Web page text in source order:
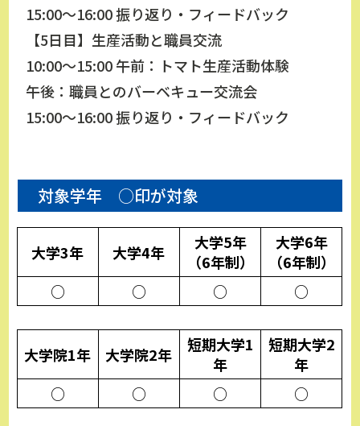
15:00～16:00 振り返り・フィードバック
【5日目】生産活動と職員交流
10:00～15:00 午前：トマト生産活動体験
午後：職員とのバーベキュー交流会
15:00～16:00 振り返り・フィードバック
対象学年 ○印が対象
大学3年
○
大学4年
○
大学5年
（6年制）
○
大学6年
（6年制）
○
大学院1年
○
大学院2年
○
短期大学1
年
○
短期大学2
年
○